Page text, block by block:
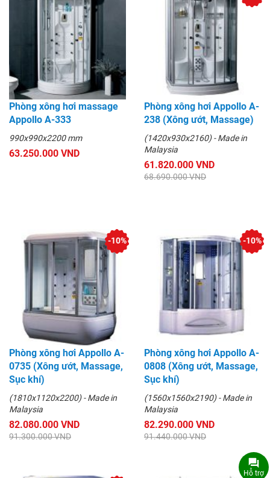
Phòng xông hơi massage
Appollo A-333
990x990x2200 mm
63.250.000 VND
Phòng xông hơi Appollo A-
238 (Xông ướt, Massage)
(1420x930x2160) - Made in
Malaysia
61.820.000 VND
68.690.000 VND
Phòng xông hơi Appollo A-
0735 (Xông ướt, Massage,
Sục khí)
(1810x1120x2200) - Made in
Malaysia
82.080.000 VND
91.300.000 VND
-10%
Phòng xông hơi Appollo A-
0808 (Xông ướt, Massage,
Sục khí)
(1560x1560x2190) - Made in
Malaysia
82.290.000 VND
91.440.000 VND
-10%
Hỗ trợ